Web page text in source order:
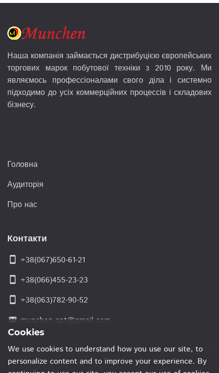
Наша компанія займається дистрибуцією європейських
торгових марок побутової техніки з 2010 року. Ми
являємось профессіоналами свого діла і системно
підходимо до усіх коммерційних процессів і складових
бізнесу.
Головна
Аудиторія
Про нас
Контакти
smartphone +38(067)650-61-21
smartphone +38(066)455-23-23
smartphone +38(063)782-90-52
email munchen.opt@gmail.com
Cookies
We use cookies to understand how you use our site, to
personalize content and to improve your experience. By